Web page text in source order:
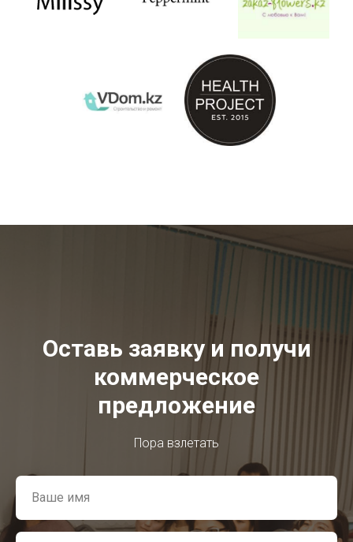
Оставь заявку и получи
коммерческое
предложение
Пора взлетать